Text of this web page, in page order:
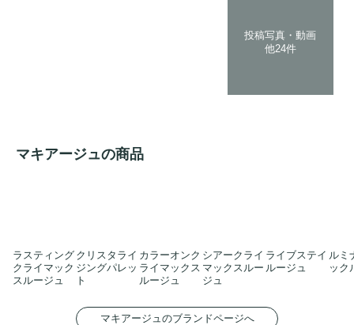
投稿写真・動画
他24件
マキアージュの商品
ラスティング
クライマック
スルージュ
クリスタライ
ジングパレッ
ト
カラーオンク
ライマックス
ルージュ
シアークライ
マックスルー
ジュ
ライブステイ
ルージュ
ルミ
ック
マキアージュのブランドページへ